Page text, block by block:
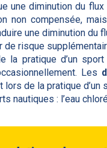
une diminution du
non compensée,
une diminution du
risque
la pratique d’un
Les
de la pratique
nautiques : l’eau